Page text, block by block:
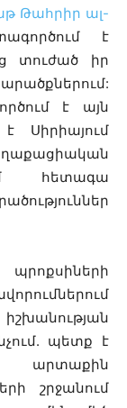
Թահրիր ալ-
է
տուժած իր
է այն
է Սիրիայում
հետագա
պետք է
շրջանում